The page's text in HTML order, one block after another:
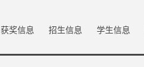
获奖信息 招生信息 学生信息